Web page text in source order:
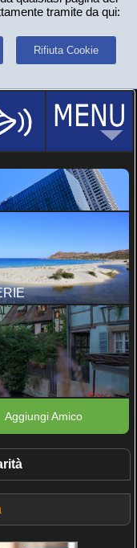
tramite da qui:
Rifiuta Cookie
Aggiungi Amico